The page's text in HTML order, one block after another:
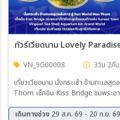
ทัวร์เวียดนาม Lovely
VN_9G00008 3วัน 2คืน
เที่ยวเวียดนาม นั่งกระเช้า ข้ามทะเล
Thom เช็คอิน Kiss Bridge ชมพระ
เดินเล่น VuiFesta ถนนคนเดินสุดชิคริ
เดินทางช่วง 29 ส.ค. 69 - 20 ก.ย.